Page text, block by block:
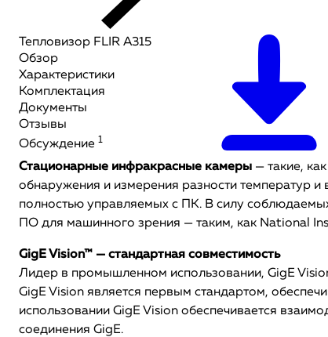
Тепловизор FLIR A315
Обзор
Характеристики
Комплектация
Документы
Отзывы
Обсуждение 1
Стационарные инфракрасные камеры — такие,
обнаружения и измерения разности температур
полностью управляемых с ПК. В силу
ПО для машинного зрения — таким, как National
GigE Vision™ — стандартная совместимость
Лидер в промышленном использовании, GigE
GigE Vision является первым стандартом,
использовании GigE Vision обеспечивается
соединения GigE.